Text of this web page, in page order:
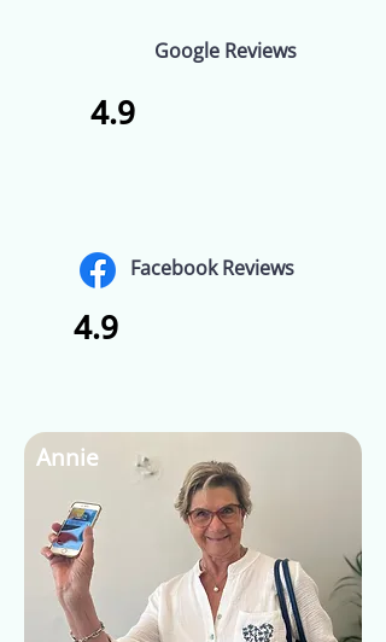
Google Reviews
4.9
Facebook Reviews
4.9
Annie